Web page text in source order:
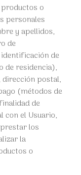
o
personales
y apellidos,
de
de
de residencia),
postal,
(métodos de
de
con el Usuario,
los
la
o